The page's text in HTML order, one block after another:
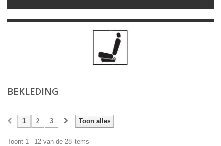
BEKLEDING
Toon alles
1 2 3
Toont 1 - 12 van de 28 items